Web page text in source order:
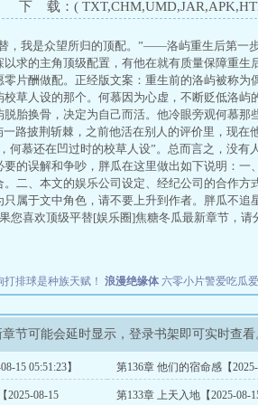
下 载：(
，我是众望所归的顶配。”——洛屿重生后第一
求的主角顶级配置，有他在就有质量保障重生
片酬做配。正经版文案：重生前的洛屿被称为
草人设的那个。何慕因为心虚，不断贬低洛屿
胎换骨，决定为自己而活。他冷眼旁观何慕那
路披荆斩棘，之前他活在别人的评价里，现在
何慕还在凹过时的校草人设”。总而言之，没有
的误解和争吵，胖瓜在这里做出如下说明：一
二、本文的娱乐公司设定、经纪公司的合作方
属于文中角色，请不要上升到作者。胖瓜不追星
喜欢顶级平替[娱乐圈]焦糖冬瓜最新章节，请
打排球是种族天赋！ 浪漫绝缘体 六零小片警爱吃瓜
节可能会延时显示，登录书架即可实时查看
15 05:51:23】 第136章 他们的宿命感【2025-
2025-08-15
第133章 上天入地【2025-08-